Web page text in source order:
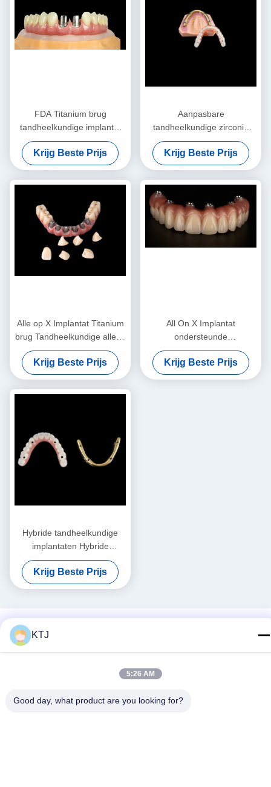
FDA Titanium brug
tandheelkundige implantat
Titanium frame met kroon
Krijg Beste Prijs
Aanpasbare
tandheelkundige zirconia
brug over gefreesde
implantaatbalk
Krijg Beste Prijs
Alle op X Implantat Titanium
brug Tandheelkundige alleen
kader Professionele
Krijg Beste Prijs
All On X Implantat
ondersteunde
tandheelkunde Titanium
brug tandheelkundige CE
FDA goedkeuring
Krijg Beste Prijs
Hybride tandheelkundige
implantaten Hybride
tandheelkundige prothese
met titanium bar
Krijg Beste Prijs
Sociale media
KTJ
5:26 AM
Good day, what product are you looking for?